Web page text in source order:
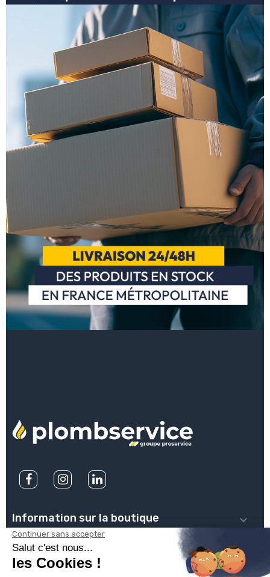
Information sur la boutique 
PLOMBSERVICE 